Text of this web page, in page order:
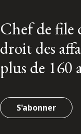
Chef de file
droit des
plus de 160
S'abonner